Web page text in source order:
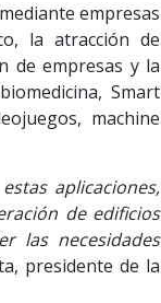
empresas
la atracción de
de empresas y la
Smart
machine
aplicaciones,
de edificios
las necesidades
presidente de la